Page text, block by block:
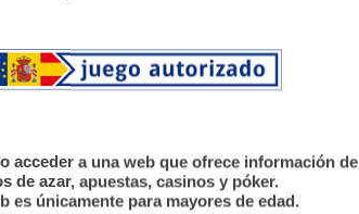
Mallorca atropella a Alberto
79'
puerta para Oviedo
acceder a una web que ofrece información de
de azar, apuestas, casinos y póker.
es únicamente para mayores de edad.